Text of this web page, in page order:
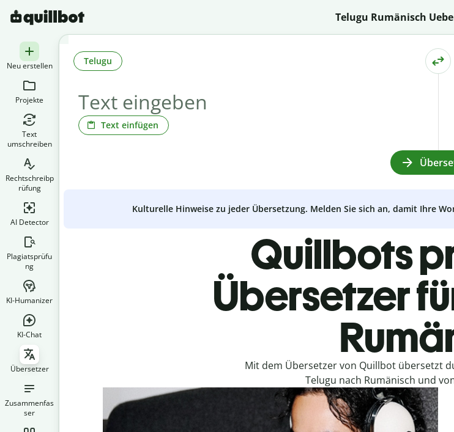
Telugu Rumänisch
Neu erstellen
Projekte
Text
umschreiben
Rechtschreibp
rüfung
AI Detector
Plagiatsprüfu
ng
KI-Humanizer
KI-Chat
Übersetzer
Zusammenfas
ser
Text einfügen
Telugu
Kulturelle Hinweise zu jeder Übersetzung. Melden Sie sich an, damit Ihre
Quillbots
Übersetzer
Mit dem Übersetzer von Quillbot übersetzt
Telugu nach Rumänisch und